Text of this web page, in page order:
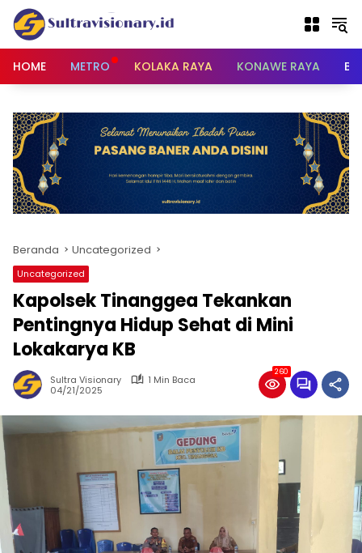
Langsung
konten
HOME
METRO KOLAKA RAYA KONAWE RAYA
Beranda Uncategorized
Uncategorized
Kapolsek Tinanggea Tekankan
Pentingnya Hidup Sehat di Mini
Lokakarya KB
Sultra Visionary
1 Min Baca
04/21/2025
260